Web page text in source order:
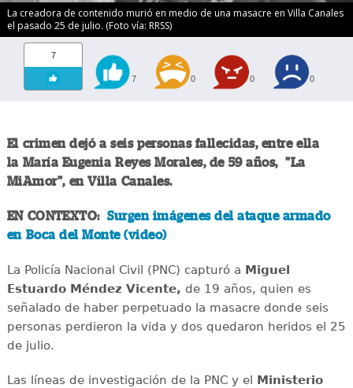
La creadora de contenido murió en medio de una masacre en Villa Canales
el pasado 25 de julio. (Foto vía: RRSS)
7
7 0 0 0
El crimen dejó a seis personas fallecidas, entre ella
la María Eugenia Reyes Morales, de 59 años, "La
MiAmor", en Villa Canales.
EN CONTEXTO:Surgen imágenes del ataque armado
en Boca del Monte (video)
La Policía Nacional Civil (PNC) capturó a Miguel
Estuardo Méndez Vicente, de 19 años, quien es
señalado de haber perpetuado la masacre donde seis
personas perdieron la vida y dos quedaron heridos el 25
de julio.
Las líneas de investigación de la PNC y el Ministerio